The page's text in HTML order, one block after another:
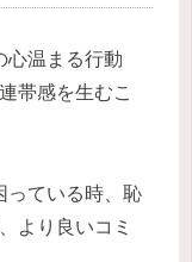
心温まる行動
帯感を生むこ
っている時、恥
より良いコミ